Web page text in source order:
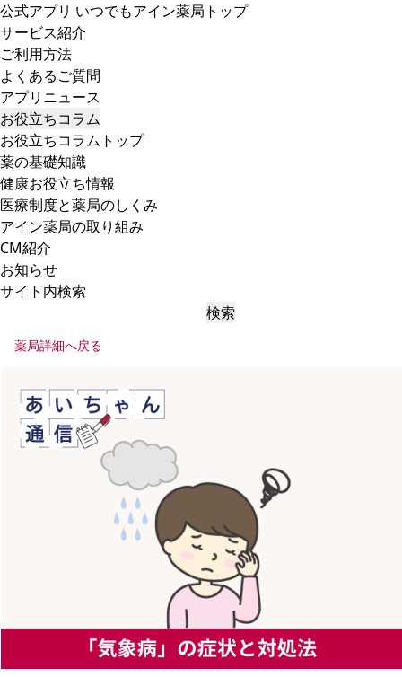
公式アプリ いつでもアイン薬局トップ
サービス紹介
ご利用方法
よくあるご質問
アプリニュース
お役立ちコラム
お役立ちコラムトップ
薬の基礎知識
健康お役立ち情報
医療制度と薬局のしくみ
アイン薬局の取り組み
CM紹介
お知らせ
サイト内検索
検索
薬局詳細へ戻る